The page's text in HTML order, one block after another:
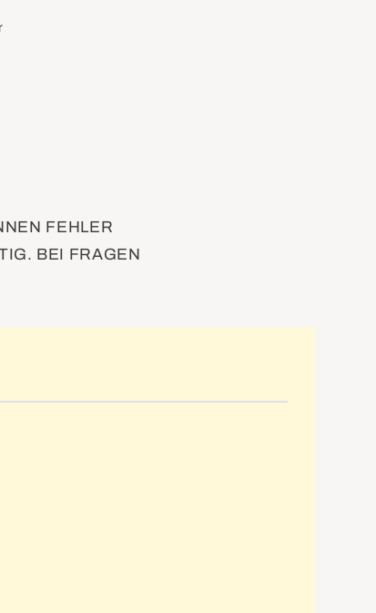
FEHLER
BEI FRAGEN